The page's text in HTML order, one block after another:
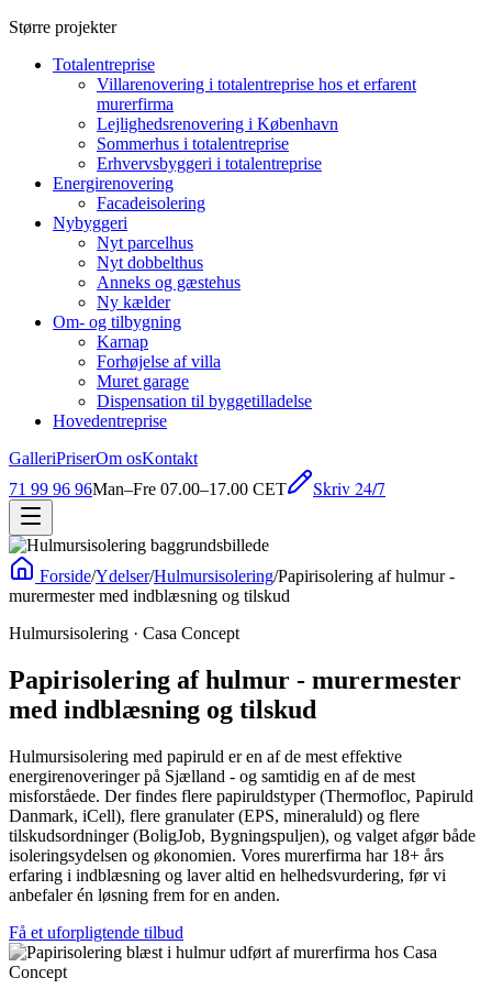
Større projekter
Totalentreprise
Villarenovering i totalentreprise hos et erfarent
murerfirma
Lejlighedsrenovering i København
Sommerhus i totalentreprise
Erhvervsbyggeri i totalentreprise
Energirenovering
Facadeisolering
Nybyggeri
Nyt parcelhus
Nyt dobbelthus
Anneks og gæstehus
Ny kælder
Om- og tilbygning
Karnap
Forhøjelse af villa
Muret garage
Dispensation til byggetilladelse
Hovedentreprise
GalleriPriserOm osKontakt
71 99 96 96Man–Fre 07.00–17.00 CET Skriv 24/7
Forside/Ydelser/Hulmursisolering/Papirisolering af hulmur -
murermester med indblæsning og tilskud
Hulmursisolering · Casa Concept
Papirisolering af hulmur - murermester
med indblæsning og tilskud
Hulmursisolering med papiruld er en af de mest effektive
energirenoveringer på Sjælland - og samtidig en af de mest
misforståede. Der findes flere papiruldstyper (Thermofloc, Papiruld
Danmark, iCell), flere granulater (EPS, mineraluld) og flere
tilskudsordninger (BoligJob, Bygningspuljen), og valget afgør både
isoleringsydelsen og økonomien. Vores murerfirma har 18+ års
erfaring i indblæsning og laver altid en helhedsvurdering, før vi
anbefaler én løsning frem for en anden.
Få et uforpligtende tilbud